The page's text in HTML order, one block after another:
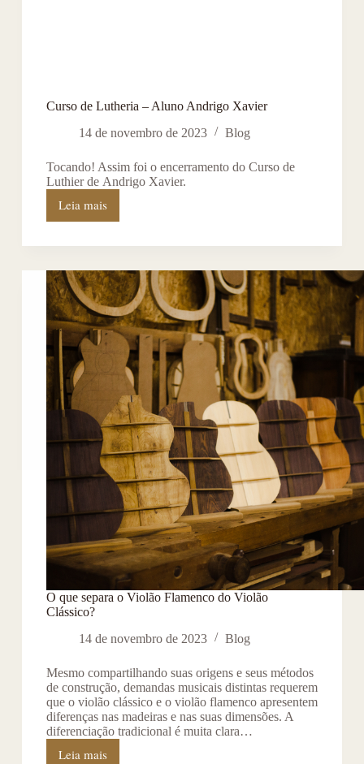
Curso de Lutheria – Aluno Andrigo Xavier
14 de novembro de 2023
Blog
Tocando! Assim foi o encerramento do Curso de
Luthier de Andrigo Xavier.
Leia mais
O que separa o Violão Flamenco do Violão
Clássico?
14 de novembro de 2023
Blog
Mesmo compartilhando suas origens e seus métodos
de construção, demandas musicais distintas requerem
que o violão clássico e o violão flamenco apresentem
diferenças nas madeiras e nas suas dimensões. A
diferenciação tradicional é muita clara…
Leia mais